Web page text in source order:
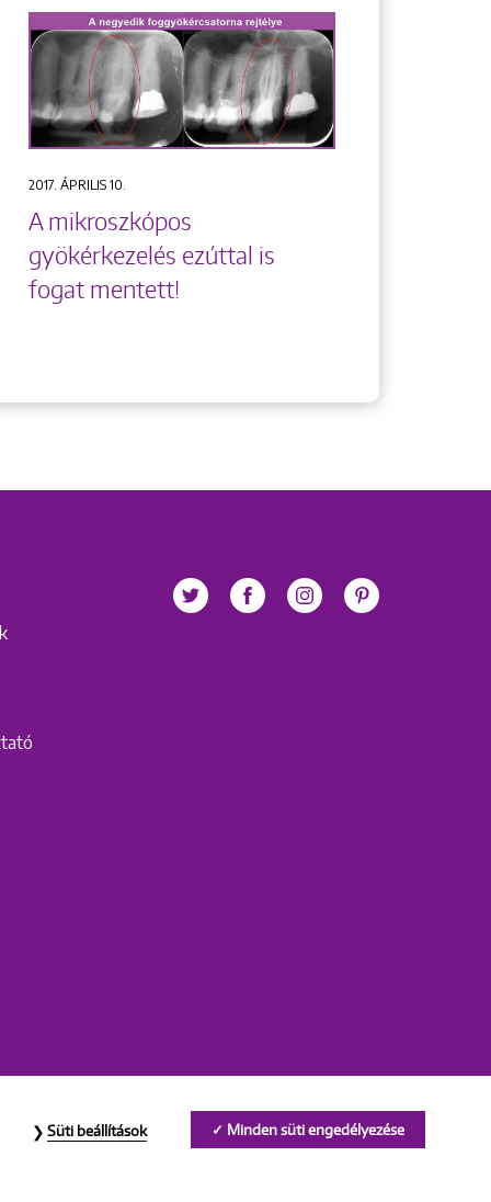
2017. ÁPRILIS 10.
A mikroszkópos
gyökérkezelés ezúttal is
fogat mentett!
Minden süti engedélyezése
Süti beállítások